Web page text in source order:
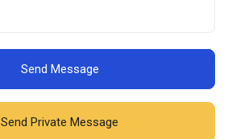
Send Message
Send Private Message